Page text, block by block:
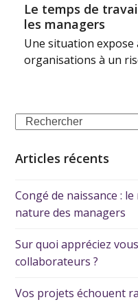
Le temps de
les managers
Une situation expose
organisations à un
Articles récents
Congé de naissance :
nature des managers
Sur quoi appréciez
collaborateurs ?
Vos projets échouent